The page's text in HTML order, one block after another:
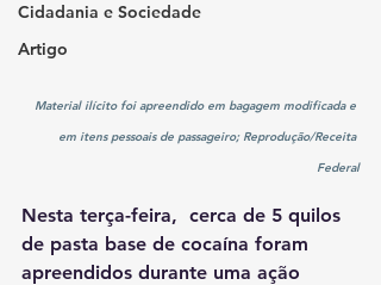
Cidadania e Sociedade
Artigo
Material ilícito foi apreendido em bagagem modificada e
em itens pessoais de passageiro; Reprodução/Receita
Federal
Nesta terça-feira,  cerca de 5 quilos
de pasta base de cocaína foram
apreendidos durante uma ação